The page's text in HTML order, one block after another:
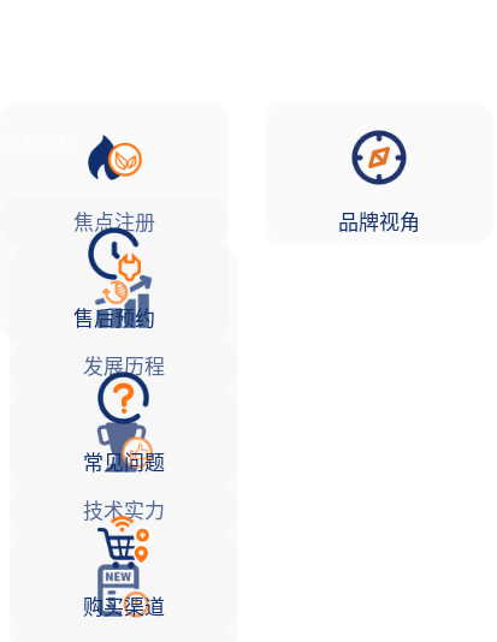
售后预约
常见问题
购买渠道
焦点注册
发展历程
技术实力
品牌视角